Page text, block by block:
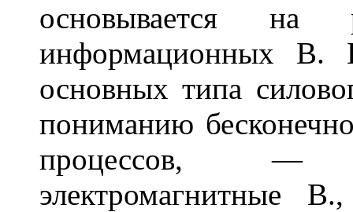
основывается на
информационных В.
основных типа
пониманию
процессов, —
электромагнитные